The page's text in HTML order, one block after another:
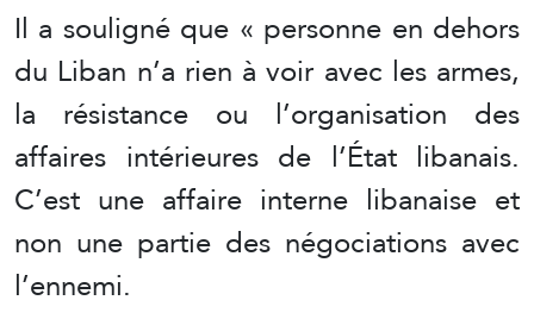
Il a souligné que « personne en dehors
du Liban n’a rien à voir avec les armes,
la résistance ou l’organisation des
affaires intérieures de l’État libanais.
C’est une affaire interne libanaise et
non une partie des négociations avec
l’ennemi.